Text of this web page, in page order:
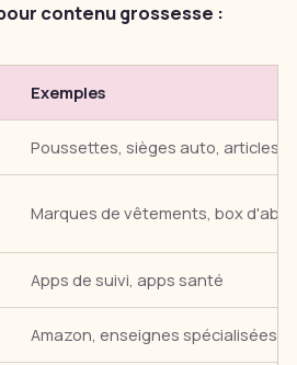
contenu grossesse :
Exemples
Poussettes, sièges auto, articles
Marques de vêtements, box
Apps de suivi, apps santé
Amazon, enseignes spécialisées